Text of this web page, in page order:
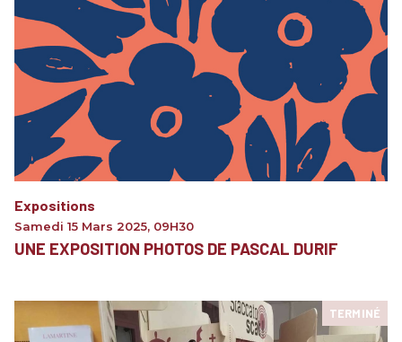
Expositions
Samedi 15 Mars 2025, 09H30
UNE EXPOSITION PHOTOS DE PASCAL DURIF
TERMINÉ